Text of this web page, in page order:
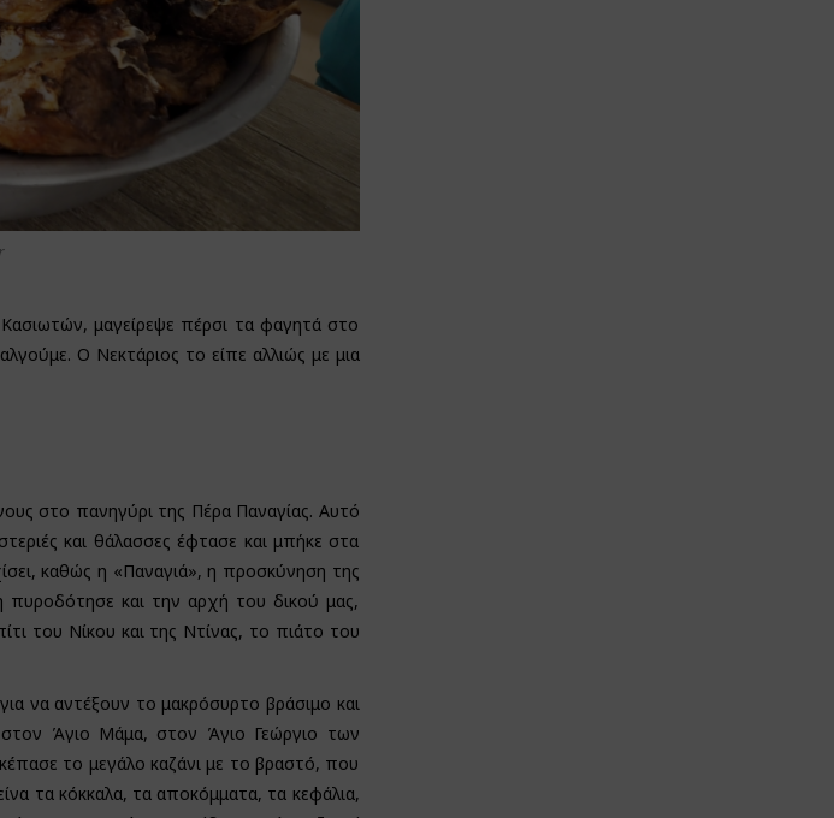
μαγείρεψε πέρσι τα φαγητά στο
Ο Νεκτάριος το είπε αλλιώς με μια
στο πανηγύρι της Πέρα Παναγίας. Αυτό
και θάλασσες έφτασε και μπήκε στα
καθώς η «Παναγιά», η προσκύνηση της
πυροδότησε και την αρχή του δικού μας,
του Νίκου και της Ντίνας, το πιάτο του
να αντέξουν το μακρόσυρτο βράσιμο και
στον Άγιο Μάμα, στον Άγιο Γεώργιο των
το μεγάλο καζάνι με το βραστό, που
τα κόκκαλα, τα αποκόμματα, τα κεφάλια,